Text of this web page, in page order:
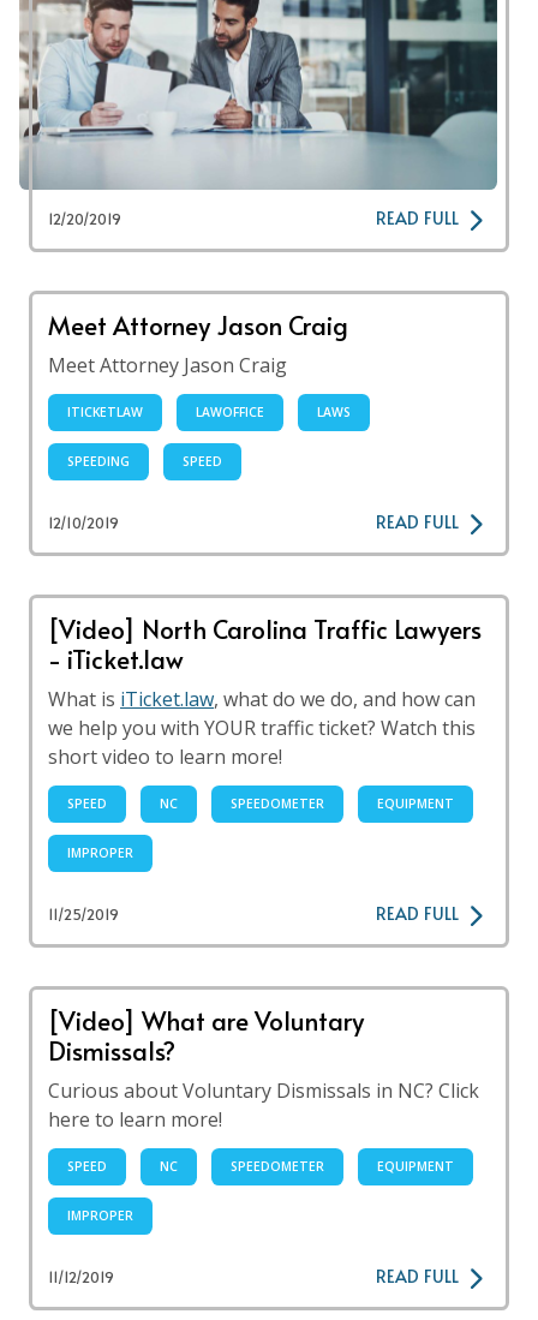
12/20/2019 READ FULL
Meet Attorney Jason Craig
Meet Attorney Jason Craig
ITICKETLAW LAWOFFICE LAWS
SPEEDING SPEED
12/10/2019 READ FULL
[Video] North Carolina Traffic Lawyers
- iTicket.law
What is iTicket.law, what do we do, and how can
we help you with YOUR traffic ticket? Watch this
short video to learn more!
SPEED NC SPEEDOMETER EQUIPMENT
IMPROPER
11/25/2019 READ FULL
[Video] What are Voluntary
Dismissals?
Curious about Voluntary Dismissals in NC? Click
here to learn more!
SPEED NC SPEEDOMETER EQUIPMENT
IMPROPER
11/12/2019 READ FULL